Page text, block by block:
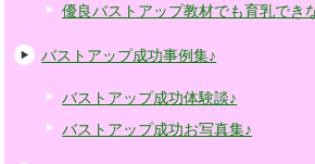
優良バストアップ教材でも育乳でき
バストアップ成功事例集♪
バストアップ成功体験談♪
バストアップ成功お写真集♪